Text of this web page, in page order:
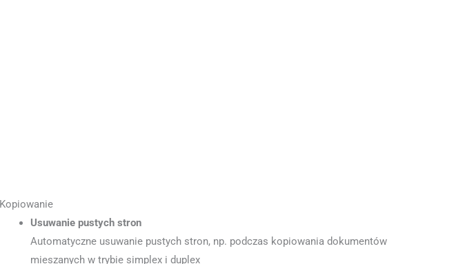
Kopiowanie
Usuwanie pustych stron
Automatyczne usuwanie pustych stron, np. podczas kopiowania dokumentów
mieszanych w trybie simplex i duplex